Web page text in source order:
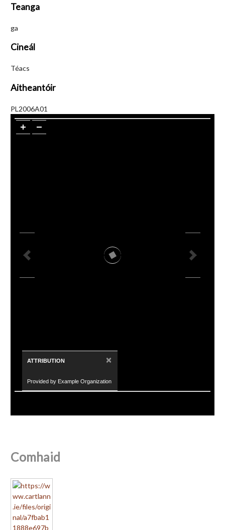
Teanga
ga
Cineál
Téacs
Aitheantóir
PL2006A01
ATTRIBUTION ×
Provided by Example Organization
Comhaid